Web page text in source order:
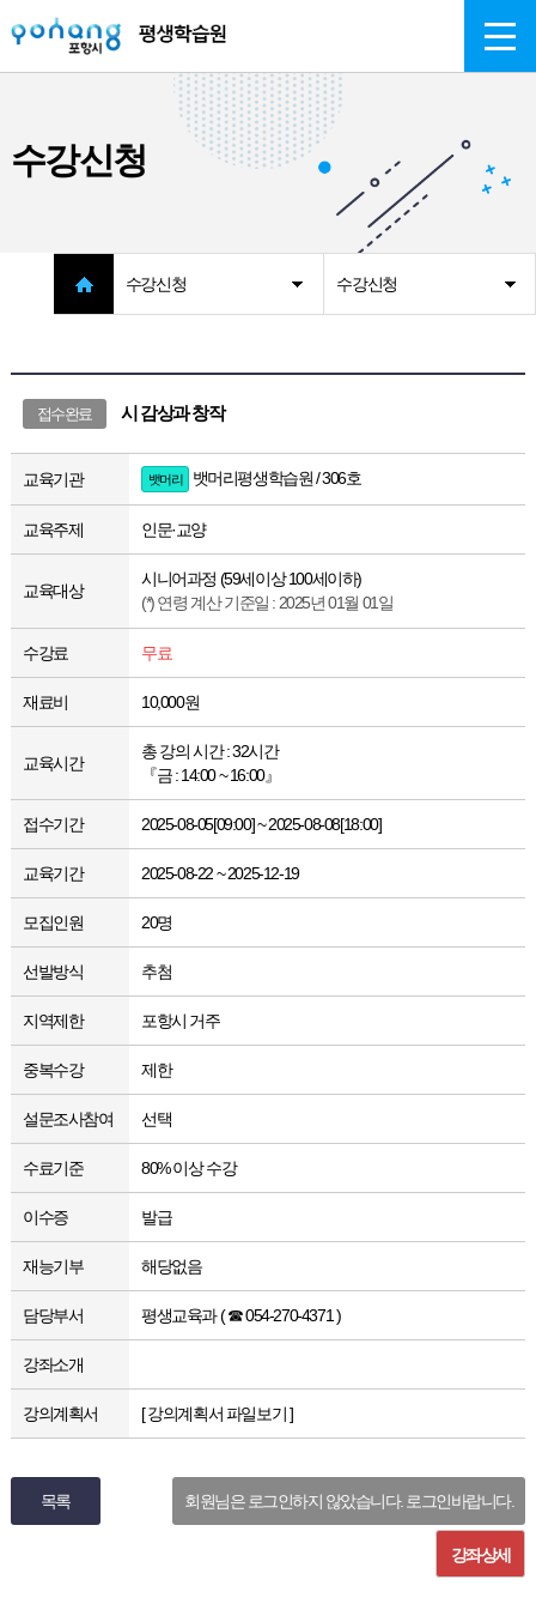
수강신청
수강신청 수강신청
접수완료 시 감상과 창작
교육기관 뱃머리 뱃머리평생학습원 / 306호
교육주제 인문·교양
교육대상
시니어과정 (59세이상 100세이하)
(*) 연령 계산 기준일 : 2025년 01월 01일
수강료 무료
재료비 10,000원
교육시간
총 강의 시간 : 32시간
『금 : 14:00 ~ 16:00』
접수기간 2025-08-05[09:00] ~ 2025-08-08[18:00]
교육기간 2025-08-22 ~ 2025-12-19
모집인원 20명
선발방식 추첨
지역제한 포항시 거주
중복수강 제한
설문조사참여 선택
수료기준 80% 이상 수강
이수증 발급
재능기부 해당없음
담당부서 평생교육과 ( ☎ 054-270-4371 )
강좌소개
강의계획서 [ 강의계획서 파일보기 ]
목록 회원님은 로그인하지 않았습니다. 로그인바랍니다.
강좌상세